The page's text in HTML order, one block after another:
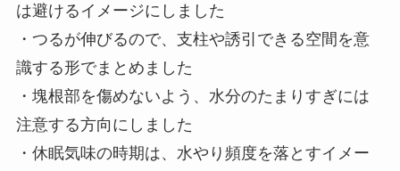
は避けるイメージにしました
・つるが伸びるので、支柱や誘引できる空間を意
識する形でまとめました
・塊根部を傷めないよう、水分のたまりすぎには
注意する方向にしました
・休眠気味の時期は、水やり頻度を落とすイメー